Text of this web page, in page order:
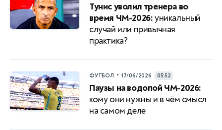
Тунис уволил тренера во
время ЧМ-2026:уникальный
случай или привычная
практика?
ФУТБОЛ • 17/06/2026 05:52
Паузы на водопой ЧМ-2026:
кому они нужны и в чём смысл
на самом деле